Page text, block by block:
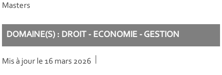
Masters
DOMAINE(S) : DROIT - ECONOMIE - GESTION
Mis à jour le 16 mars 2026